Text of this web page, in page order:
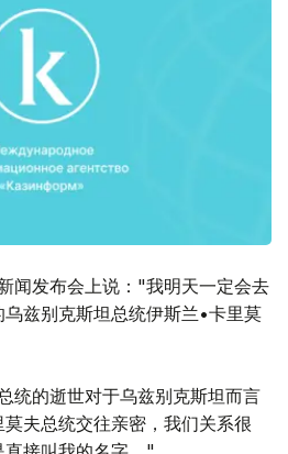
闻发布会上说："我明天一定会去
兹别克斯坦总统伊斯兰•卡里莫
统的逝世对于乌兹别克斯坦而言
夫总统交往亲密，我们关系很